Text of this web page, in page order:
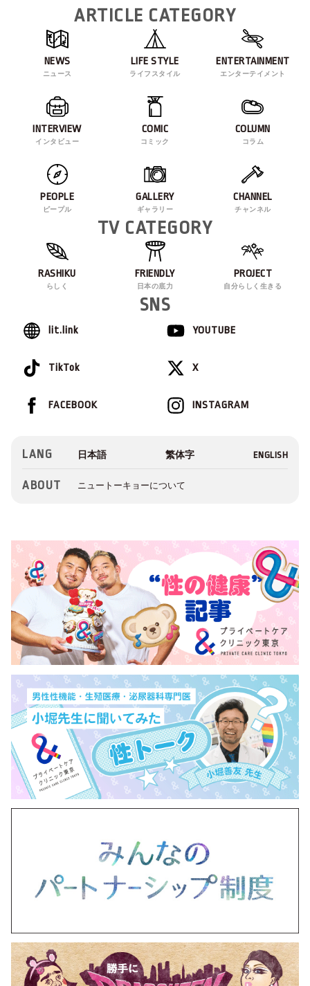
ARTICLE CATEGORY
NEWS
ニュース
LIFE STYLE
ライフスタイル
ENTERTAINMENT
エンターテイメント
INTERVIEW
インタビュー
COMIC
コミック
COLUMN
コラム
PEOPLE
ピープル
GALLERY
ギャラリー
CHANNEL
チャンネル
TV CATEGORY
RASHIKU
らしく
FRIENDLY
日本の底力
PROJECT
自分らしく生きる
SNS
lit.link YOUTUBE
TikTok X
INSTAGRAM
FACEBOOK
LANG
ABOUT ニュートーキョーについて